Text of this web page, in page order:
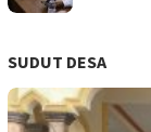
SUDUT DESA